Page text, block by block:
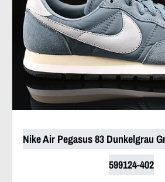
Nike Air Pegasus 83 Dunkelgrau
599124-402